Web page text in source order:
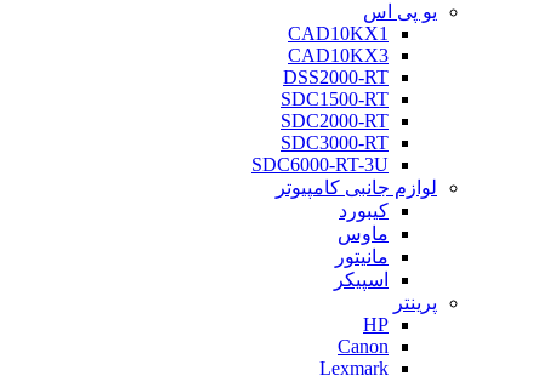
یو پی اس
CAD10KX1
CAD10KX3
DSS2000-RT
SDC1500-RT
SDC2000-RT
SDC3000-RT
SDC6000-RT-3U
لوازم جانبی کامپیوتر
کیبورد
ماوس
مانیتور
اسپیکر
پرینتر
HP
Canon
Lexmark